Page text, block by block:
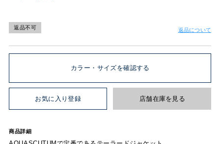
返品不可 返品について
カラー・サイズを確認する
お気に入り登録 店舗在庫を見る
商品詳細